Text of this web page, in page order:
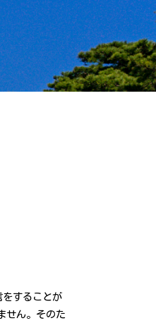
することが
せん。そのた